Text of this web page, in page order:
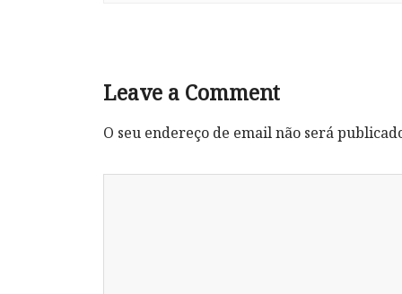
Leave a Comment
O seu endereço de email não será